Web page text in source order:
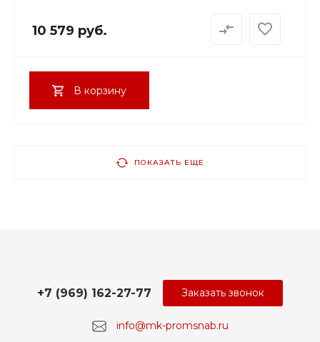
10 579 руб.
В корзину
ПОКАЗАТЬ ЕЩЕ
info@mk-promsnab.ru
+7 (969) 162-27-77 Заказать звонок